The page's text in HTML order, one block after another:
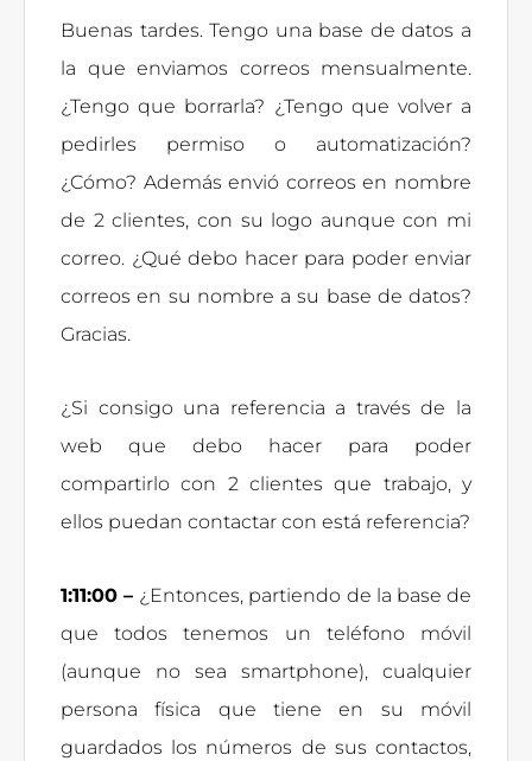
Buenas tardes. Tengo una base de datos a
la que enviamos correos mensualmente.
¿Tengo que borrarla? ¿Tengo que volver a
pedirles permiso o automatización?
¿Cómo? Además envió correos en nombre
de 2 clientes, con su logo aunque con mi
correo. ¿Qué debo hacer para poder enviar
correos en su nombre a su base de datos?
Gracias.
¿Si consigo una referencia a través de la
web que debo hacer para poder
compartirlo con 2 clientes que trabajo, y
ellos puedan contactar con está referencia?
1:11:00 – ¿Entonces, partiendo de la base de
que todos tenemos un teléfono móvil
(aunque no sea smartphone), cualquier
persona física que tiene en su móvil
guardados los números de sus contactos,